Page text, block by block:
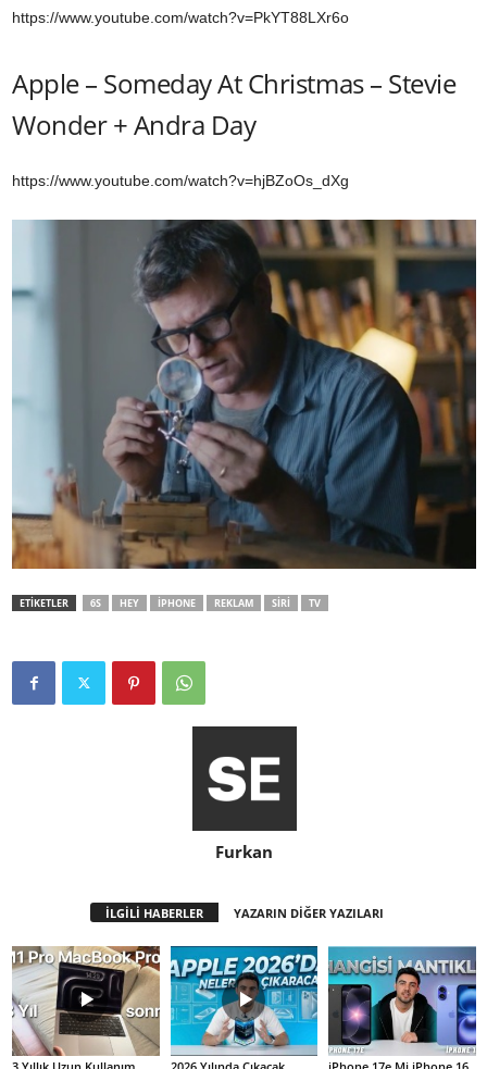
https://www.youtube.com/watch?v=PkYT88LXr6o
Apple – Someday At Christmas – Stevie
Wonder + Andra Day
https://www.youtube.com/watch?v=hjBZoOs_dXg
ETİKETLER 6S HEY IPHONE REKLAM SIRI TV
Furkan
İLGİLİ HABERLER YAZARIN DİĞER YAZILARI